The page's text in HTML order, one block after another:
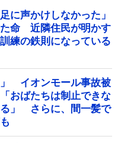
に声かけしなかった」
た命 近隣住民が明かす
練の鉄則になっている
」 イオンモール事故被
おばたちは制止できな
」 さらに、間一髪で